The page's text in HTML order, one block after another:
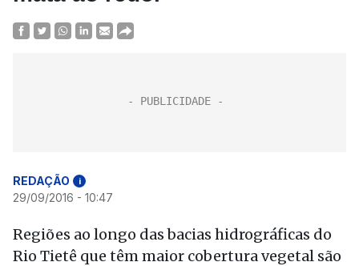
REDAÇÃO i
29/09/2016 - 10:47
Regiões ao longo das bacias hidrográficas do
Rio Tietê que têm maior cobertura vegetal são